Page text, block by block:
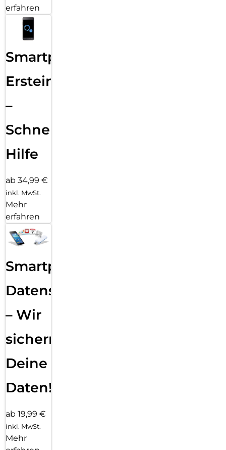
erfahren
Smartphone
Ersteinrichtung
–
Schnelle
Hilfe
ab 34,99 €
inkl. MwSt.
Mehr
erfahren
Smartphone
Datensicherung
– Wir
sichern
Deine
Daten!
ab 19,99 €
inkl. MwSt.
Mehr